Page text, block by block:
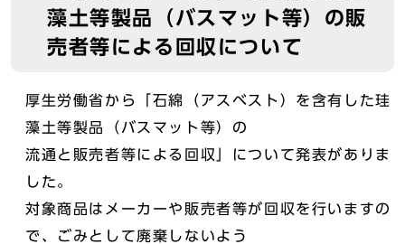
藻土等製品（バスマット等）の販
売者等による回収について
厚生労働省から「石綿（アスベスト）を含有した珪
藻土等製品（バスマット等）の
流通と販売者等による回収」について発表がありま
した。
対象商品はメーカーや販売者等が回収を行いますの
で、ごみとして廃棄しないよう